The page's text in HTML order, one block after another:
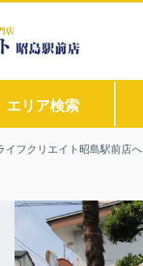
エリア検索
イフクリエイト昭島駅前店へ